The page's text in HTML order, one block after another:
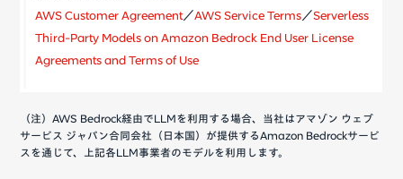
AWS Customer Agreement／AWS Service Terms／Serverless
Third-Party Models on Amazon Bedrock End User License
Agreements and Terms of Use
（注）AWS Bedrock経由でLLMを利用する場合、当社はアマゾン ウェブ
サービス ジャパン合同会社（日本国）が提供するAmazon Bedrockサービ
スを通じて、上記各LLM事業者のモデルを利用します。